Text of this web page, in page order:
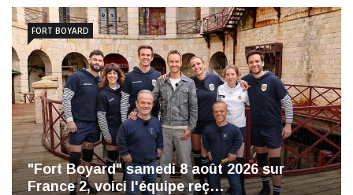
"Fort Boyard" samedi 8 août 2026 sur
France 2, voici l'équipe reç…
FORT BOYARD